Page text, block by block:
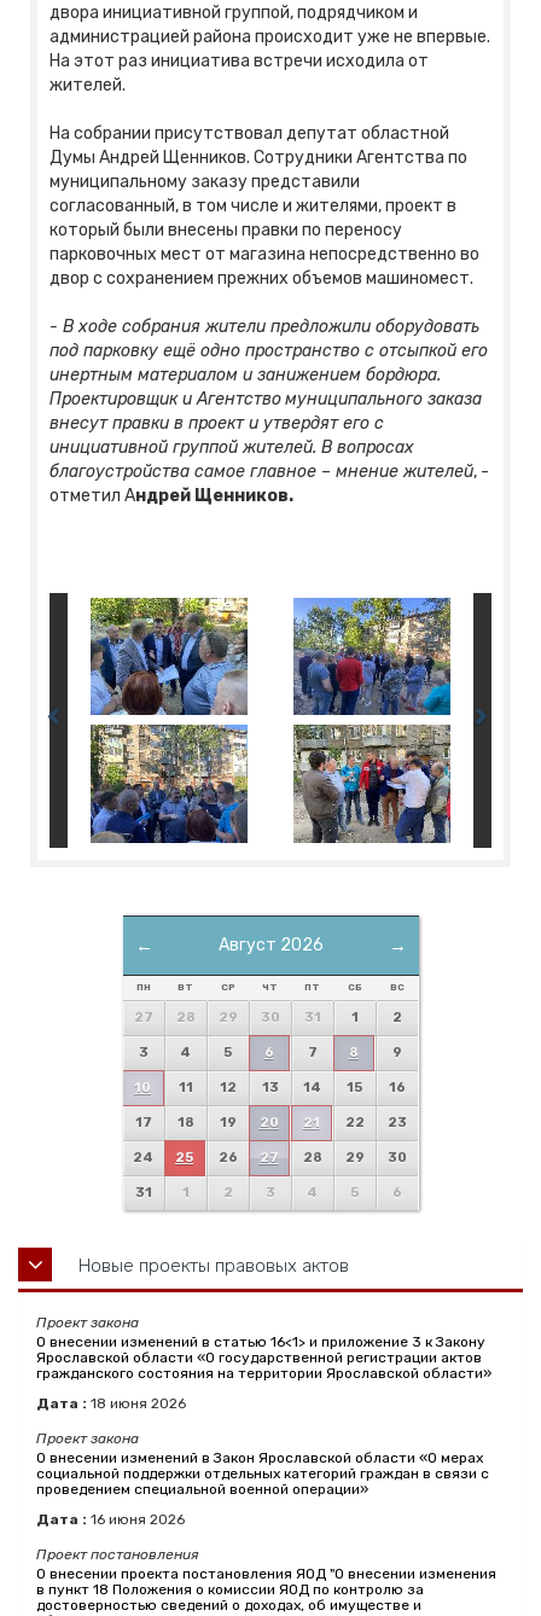
двора инициативной группой, подрядчиком и
администрацией района происходит уже не впервые.
На этот раз инициатива встречи исходила от
жителей.
На собрании присутствовал депутат областной
Думы Андрей Щенников. Сотрудники Агентства по
муниципальному заказу представили
согласованный, в том числе и жителями, проект в
который были внесены правки по переносу
парковочных мест от магазина непосредственно во
двор с сохранением прежних объемов машиномест.
- В ходе собрания жители предложили оборудовать
под парковку ещё одно пространство с отсыпкой его
инертным материалом и занижением бордюра.
Проектировщик и Агентствомуниципального заказа
внесут правки в проект и утвердят его с
инициативной группой жителей. В вопросах
благоустройства самое главное – мнение жителей, -
отметил Андрей Щенников.
← →
Август 2026
ПН ВТ СР ЧТ ПТ СБ ВС
27 28 29 30 31 1 2
3 4 5 6 7 8 9
10 11 12 13 14 15 16
17 18 19 20 21 22 23
24 25 26 27 28 29 30
31 1 2 3 4 5 6
Новые проекты правовых актов
Проект закона
О внесении изменений в статью 16<1> и приложение 3 к Закону
Ярославской области «О государственной регистрации актов
гражданского состояния на территории Ярославской области»
Дата : 18 июня 2026
Проект закона
О внесении изменений в Закон Ярославской области «О мерах
социальной поддержки отдельных категорий граждан в связи с
проведением специальной военной операции»
Дата : 16 июня 2026
Проект постановления
О внесении проекта постановления ЯОД "О внесении изменения
в пункт 18 Положения о комиссии ЯОД по контролю за
достоверностью сведений о доходах, об имуществе и